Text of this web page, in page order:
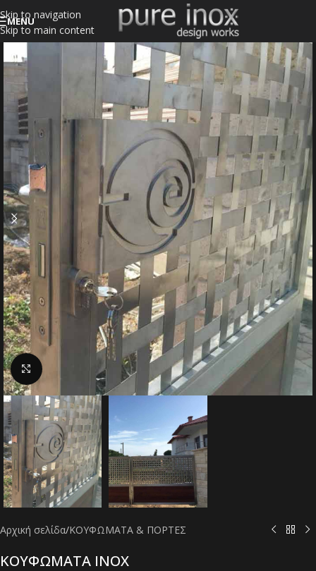
Skip to navigation
Skip to main content
MENU
Click to enlarge
Αρχική σελίδα/ΚΟΥΦΩΜΑΤΑ & ΠΟΡΤΕΣ
ΚΟΥΦΩΜΑΤΑ INOX